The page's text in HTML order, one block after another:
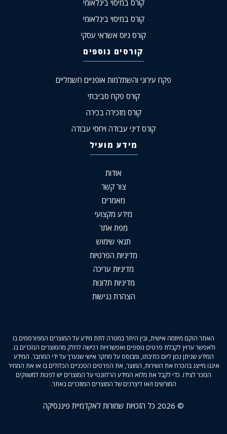
קורס במיסוי בינלאומי
קורס במיסוי בינלאומי
קורס גיוס אשראי עסקי
קורסים נוספים
פקח עירוני והשתלמות אופניים חשמליים
קורס פקח סביבתי
קורס מזכירה בכירה
קורס דיני עבודה ויחסי עבודה
מידע מועיל
אודות
צור קשר
מאמרים
מידע מקצועי
מפת אתר
תנאי שימוש
מדיניות הפרטיות
מדיניות עריכה
מדיניות תלונות
הצהרת נגישות
האתר הוקם מיוזמה אישית, ובין היתר במטרה לתת מידע על המוצרים המפורסמים בו
ולאפשר ערוץ לקבלת פרטים נוספים ואפשרויות רכישה לחלק מהמוצרים הנזכרים בו.
המידע שניתן נכון ליום כתיבתו, ומבוסס על מחקר אישי שנערך על ידי המחבר. המידע
איננו מייצג בהכרח את השירות, המוצר, את הפרטים הטכניים הכלולים בו או את המחיר
הנזכר לצידו. כדי לקבל את מלוא המידע הרלוונטי על המוצרים יש לפנות למשווקים
המורשים ו/או ליצרנים של המוצרים המוזכרים באתר.
© 2026 כל הזכויות שמורות לאקדמיית פיננסיקה